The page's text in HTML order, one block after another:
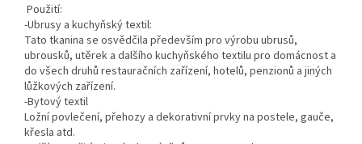
Použití:
-Ubrusy a kuchyňský textil:
Tato tkanina se osvědčila především pro výrobu ubrusů,
ubrousků, utěrek a dalšího kuchyňského textilu pro domácnost a
do všech druhů restauračních zařízení, hotelů, penzionů a jiných
lůžkových zařízení.
-Bytový textil
Ložní povlečení, přehozy a dekorativní prvky na postele, gauče,
křesla atd.